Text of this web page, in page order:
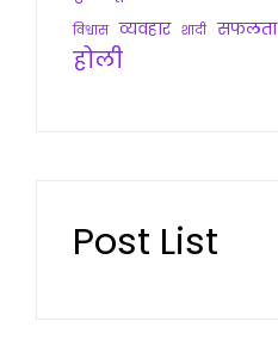
विश्वास व्यवहार शादी सफलता
होली
Post List